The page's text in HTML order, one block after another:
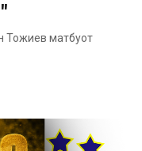
Тожиев матбуот